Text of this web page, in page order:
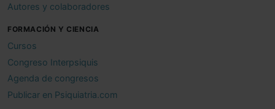
Autores y colaboradores
FORMACIÓN Y CIENCIA
Cursos
Congreso Interpsiquis
Agenda de congresos
Publicar en Psiquiatria.com